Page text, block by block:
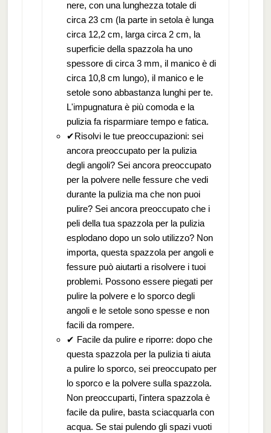
nere, con una lunghezza totale di
circa 23 cm (la parte in setola è lunga
circa 12,2 cm, larga circa 2 cm, la
superficie della spazzola ha uno
spessore di circa 3 mm, il manico è di
circa 10,8 cm lungo), il manico e le
setole sono abbastanza lunghi per te.
L'impugnatura è più comoda e la
pulizia fa risparmiare tempo e fatica.
✔Risolvi le tue preoccupazioni: sei
ancora preoccupato per la pulizia
degli angoli? Sei ancora preoccupato
per la polvere nelle fessure che vedi
durante la pulizia ma che non puoi
pulire? Sei ancora preoccupato che i
peli della tua spazzola per la pulizia
esplodano dopo un solo utilizzo? Non
importa, questa spazzola per angoli e
fessure può aiutarti a risolvere i tuoi
problemi. Possono essere piegati per
pulire la polvere e lo sporco degli
angoli e le setole sono spesse e non
facili da rompere.
✔ Facile da pulire e riporre: dopo che
questa spazzola per la pulizia ti aiuta
a pulire lo sporco, sei preoccupato per
lo sporco e la polvere sulla spazzola.
Non preoccuparti, l'intera spazzola è
facile da pulire, basta sciacquarla con
acqua. Se stai pulendo gli spazi vuoti